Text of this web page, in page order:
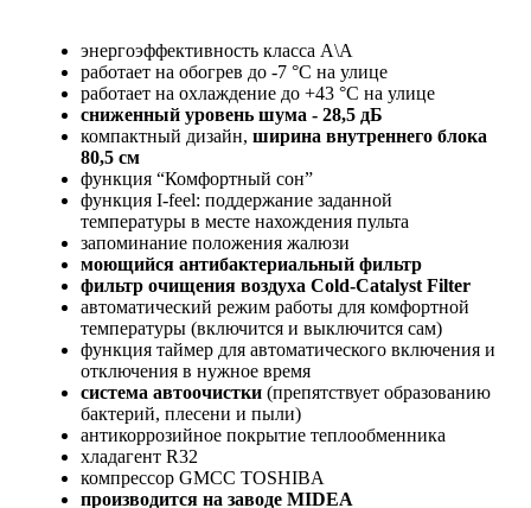
энергоэффективность класса A\А
работает на обогрев до -7 °C на улице
работает на охлаждение до +43 °C на улице
сниженный уровень шума - 28,5 дБ
компактный дизайн, ширина внутреннего блока
80,5 см
функция “Комфортный сон”
функция I-feel: поддержание заданной
температуры в месте нахождения пульта
запоминание положения жалюзи
моющийся антибактериальный фильтр
фильтр очищения воздуха Cold-Catalyst Filter
автоматический режим работы для комфортной
температуры (включится и выключится сам)
функция таймер для автоматического включения и
отключения в нужное время
система автоочистки (препятствует образованию
бактерий, плесени и пыли)
антикоррозийное покрытие теплообменника
хладагент R32
компрессор GMCC TOSHIBA
производится на заводе MIDEA